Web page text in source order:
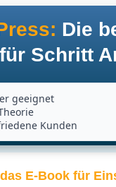
: Die
Schritt
geeignet
Kunden
E-Book für